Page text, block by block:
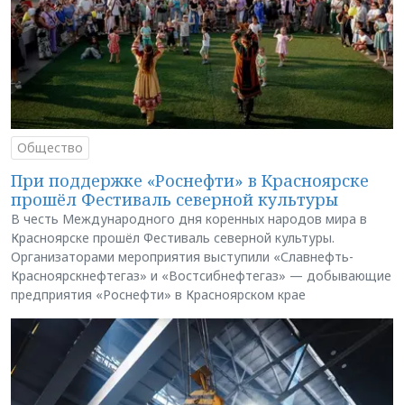
Общество
При поддержке «Роснефти» в Красноярске
прошёл Фестиваль северной культуры
В честь Международного дня коренных народов мира в
Красноярске прошёл Фестиваль северной культуры.
Организаторами мероприятия выступили «Славнефть-
Красноярскнефтегаз» и «Востсибнефтегаз» — добывающие
предприятия «Роснефти» в Красноярском крае